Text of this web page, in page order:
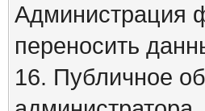
Администрация
переносить
16. Публичное